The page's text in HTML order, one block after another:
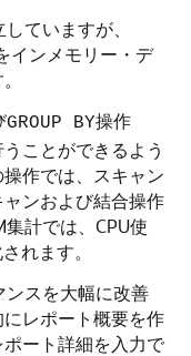
ていますが、
インメモリー・デ
GROUP BY操作
うことができるよう
作では、スキャン
ンおよび結合操作
計では、CPU使
れます。
スを大幅に改善
レポート概要を作
ート詳細を入力で